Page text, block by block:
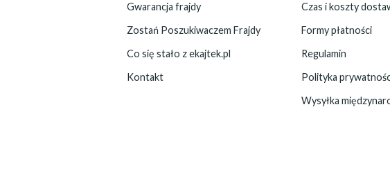
Gwarancja frajdy
Zostań Poszukiwaczem Frajdy
Co się stało z ekajtek.pl
Kontakt
Czas i koszty
Formy płatności
Regulamin
Polityka
Wysyłka